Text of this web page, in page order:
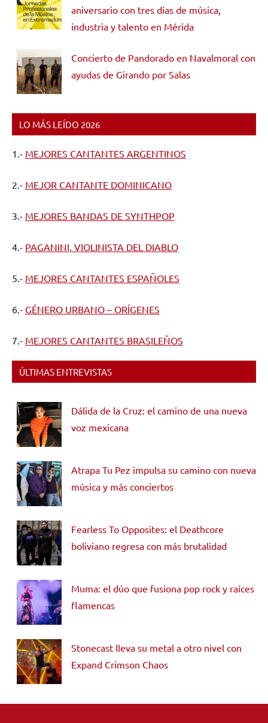
aniversario con tres días de música,
industria y talento en Mérida
Concierto de Pandorado en Navalmoral con
ayudas de Girando por Salas
LO MÁS LEÍDO 2026
1.- MEJORES CANTANTES ARGENTINOS
2.- MEJOR CANTANTE DOMINICANO
3.- MEJORES BANDAS DE SYNTHPOP
4.- PAGANINI, VIOLINISTA DEL DIABLO
5.- MEJORES CANTANTES ESPAÑOLES
6.- GÉNERO URBANO – ORÍGENES
7.- MEJORES CANTANTES BRASILEÑOS
ÚLTIMAS ENTREVISTAS
Dálida de la Cruz: el camino de una nueva
voz mexicana
Atrapa Tu Pez impulsa su camino con nueva
música y más conciertos
Fearless To Opposites: el Deathcore
boliviano regresa con más brutalidad
Muma: el dúo que fusiona pop rock y raíces
flamencas
Stonecast lleva su metal a otro nivel con
Expand Crimson Chaos